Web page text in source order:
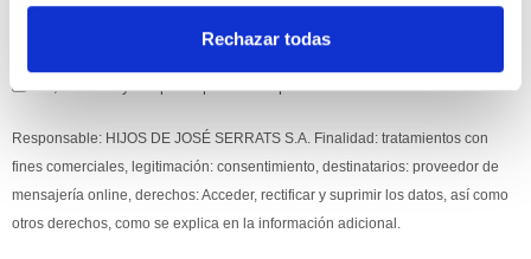
Rechazar todas
Responsable: HIJOS DE JOSÉ SERRATS S.A. Finalidad: tratamientos con
fines comerciales, legitimación: consentimiento, destinatarios: proveedor de
mensajería online, derechos: Acceder, rectificar y suprimir los datos, así como
otros derechos, como se explica en la información adicional.